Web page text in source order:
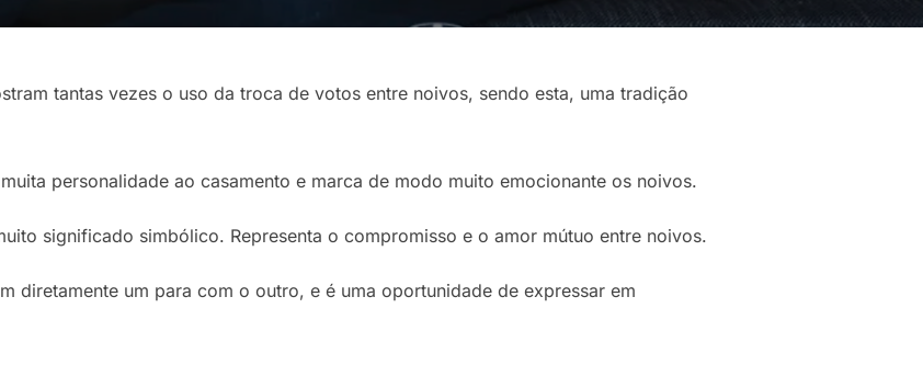
tantas vezes o uso da troca de votos entre noivos, sendo esta, uma tradição
personalidade ao casamento e marca de modo muito emocionante os noivos.
significado simbólico. Representa o compromisso e o amor mútuo entre noivos.
diretamente um para com o outro, e é uma oportunidade de expressar em